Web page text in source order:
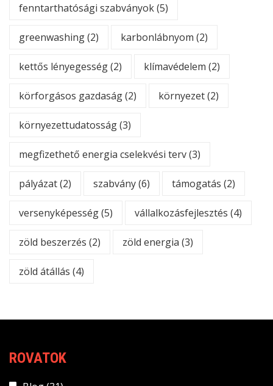
fenntarthatósági szabványok(5)
greenwashing(2) karbonlábnyom (2)
kettős lényegesség(2) klímavédelem (2)
körforgásos gazdaság(2) környezet(2)
környezettudatosság(3)
megfizethető energia cselekvési terv(3)
pályázat(2) szabvány(6) támogatás (2)
versenyképesség(5) vállalkozásfejlesztés (4)
zöld beszerzés (2) zöld energia (3)
zöld átállás (4)
ROVATOK